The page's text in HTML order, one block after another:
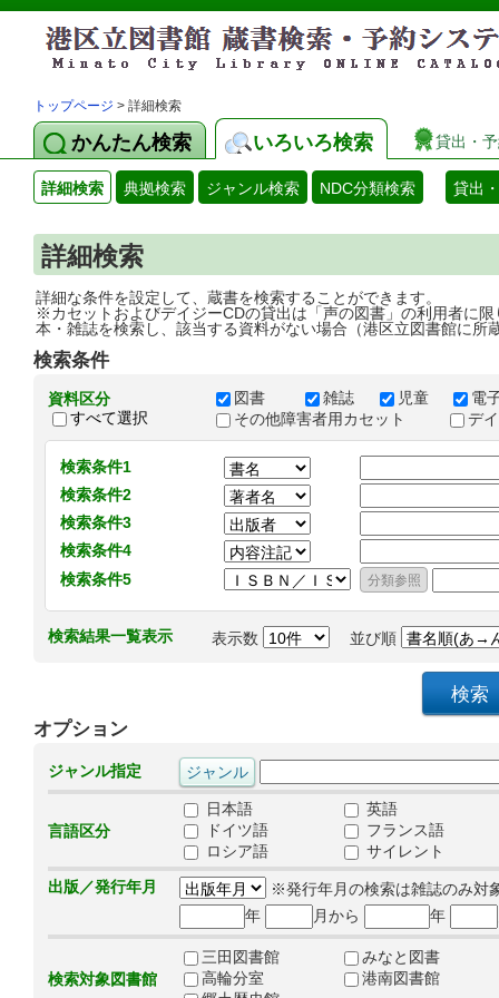
トップページ > 詳細検索
かんたん検索 いろいろ検索 貸出・
詳細検索 典拠検索 ジャンル検索 NDC分類検索 貸出
詳細検索
詳細な条件を設定して、蔵書を検索することができます。
※カセットおよびデイジーCDの貸出は「声の図書」の利用者に限
本・雑誌を検索し、該当する資料がない場合（港区立図書館に所
検索条件
資料区分
すべて選択
図書 雑誌 児童
電
その他障害者用カセット
デ
検索条件1
検索条件2
検索条件3
検索条件4
検索条件5
検索結果一覧表示 表示数 並び順
オプション
ジャンル指定
言語区分
日本語
英語
ドイツ語
フランス語
ロシア語
サイレント
出版／発行年月
※発行年月の検索は雑誌のみ対
年
月から 年
検索対象図書館
三田図書館
みなと図書
高輪分室
港南図書館